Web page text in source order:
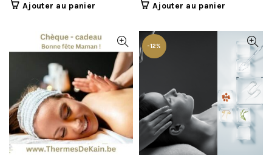
Ajouter au panier Ajouter au panier
-12%